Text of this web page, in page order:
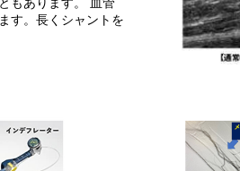
す。長くシャントを